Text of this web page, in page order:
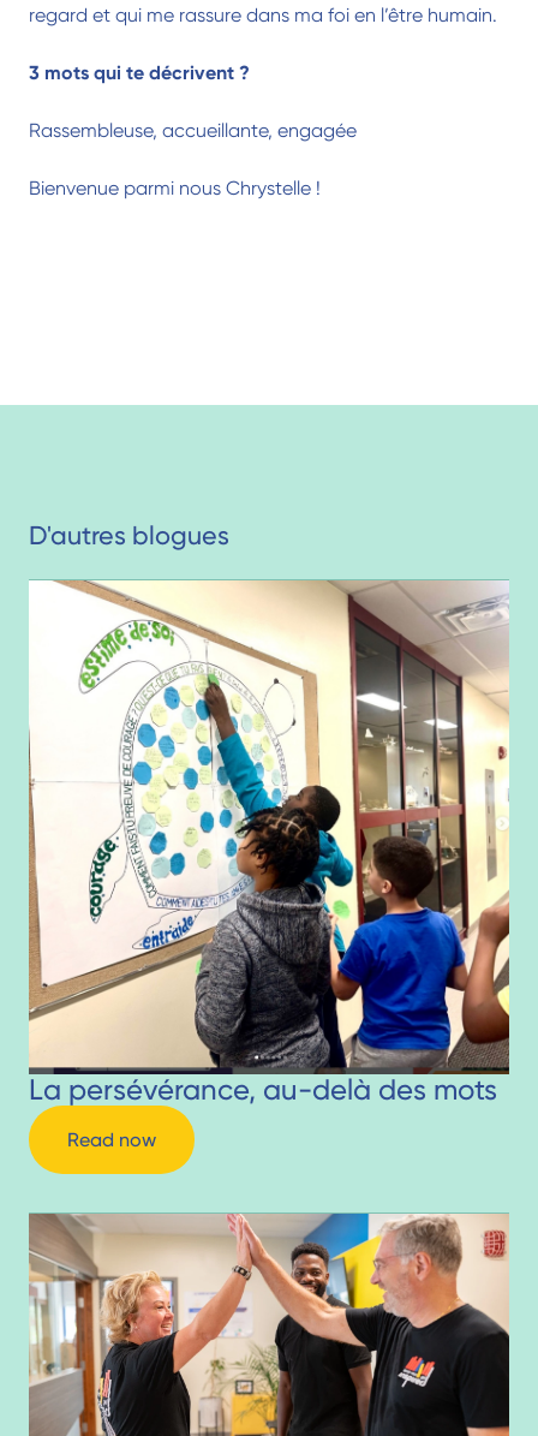
regard et qui me rassure dans ma foi en l’être humain.
3 mots qui te décrivent ?
Rassembleuse, accueillante, engagée
Bienvenue parmi nous Chrystelle !
D'autres blogues
La persévérance, au-delà des mots
Read now